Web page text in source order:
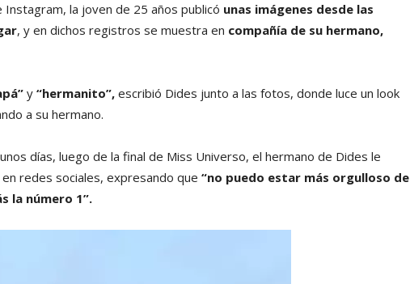
la joven de 25 años publicó unas imágenes desde las
, y en dichos registros se muestra en compañía de su hermano,
y “hermanito”, escribió Dides junto a las fotos, donde luce un look
a su hermano.
días, luego de la final de Miss Universo, el hermano de Dides le
redes sociales, expresando que “no puedo estar más orgulloso de
la número 1”.